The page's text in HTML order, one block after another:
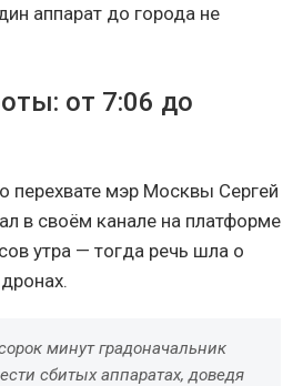
аппарат до города не
от 7:06 до
перехвате мэр Москвы Сергей
в своём канале на платформе
утра — тогда речь шла о
минут градоначальник
сбитых аппаратах, доведя